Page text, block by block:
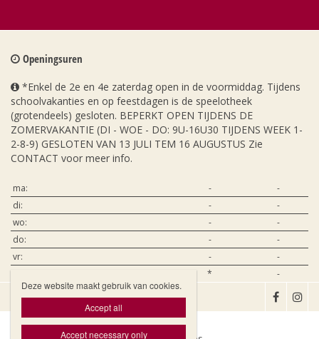
Openingsuren
*Enkel de 2e en 4e zaterdag open in de voormiddag. Tijdens
schoolvakanties en op feestdagen is de speelotheek
(grotendeels) gesloten. BEPERKT OPEN TIJDENS DE
ZOMERVAKANTIE (DI - WOE - DO: 9U-16U30 TIJDENS WEEK 1-
2-8-9) GESLOTEN VAN 13 JULI TEM 16 AUGUSTUS Zie
CONTACT voor meer info.
ma: -
-
di:
-
-
wo:
-
-
do:
-
-
vr:
-
-
* -
Deze website maakt gebruik van cookies.
Accept all
Accept necessary only